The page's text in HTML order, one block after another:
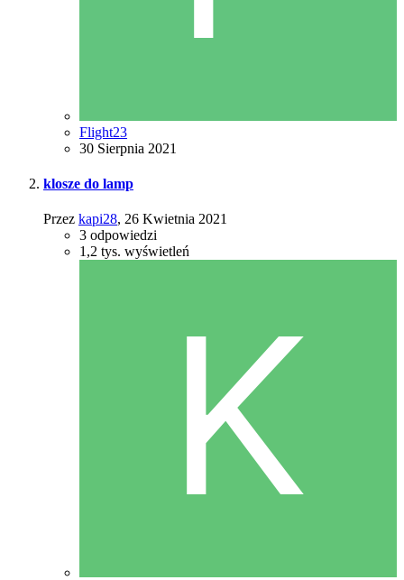
Flight23
30 Sierpnia 2021
klosze do lamp
Przez kapi28, 26 Kwietnia 2021
3 odpowiedzi
1,2 tys. wyświetleń